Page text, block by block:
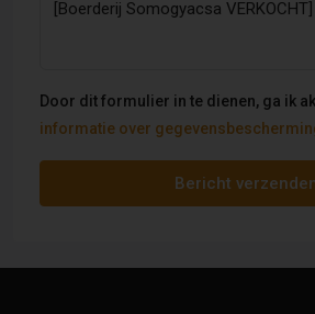
Door dit formulier in te dienen, ga ik
informatie over
Bericht